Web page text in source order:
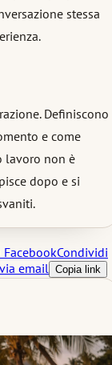
stessa
Definiscono
e come
lavoro non è
dopo e si
Condividi
email Copia link